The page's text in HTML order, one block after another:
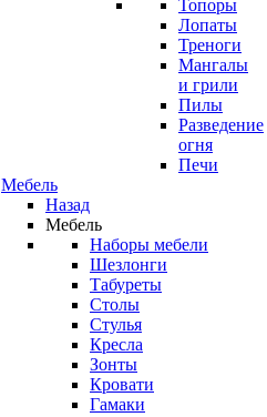
Топоры
Лопаты
Треноги
Мангалы
и грили
Пилы
Разведение
огня
Печи
Мебель
Назад
Мебель
Наборы мебели
Шезлонги
Табуреты
Столы
Стулья
Кресла
Зонты
Кровати
Гамаки